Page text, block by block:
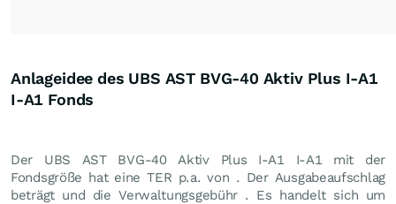
Anlageidee des UBS AST BVG-40 Aktiv Plus I-A1
I-A1 Fonds
Der UBS AST BVG-40 Aktiv Plus I-A1 I-A1 mit der
Fondsgröße hat eine TER p.a. von . Der Ausgabeaufschlag
beträgt und die Verwaltungsgebühr . Es handelt sich um